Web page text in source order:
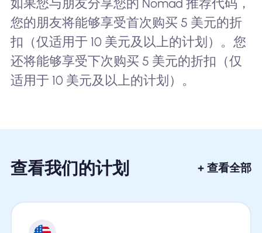
如果您与朋友分享您的 Nomad 推荐代码，
您的朋友将能够享受首次购买 5 美元的折
扣（仅适用于 10 美元及以上的计划）。您
还将能够享受下次购买 5 美元的折扣（仅
适用于 10 美元及以上的计划）。
查看我们的计划 + 查看全部